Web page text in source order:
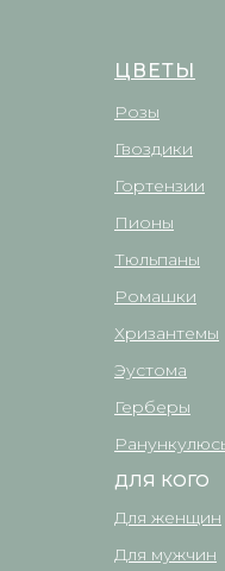
ЦВЕТЫ
Розы
Гвоздики
Гортензии
Пионы
Тюльпаны
Ромашки
Хризантемы
Эустома
Герберы
ДЛЯ КОГО
Для женщин
Для мужчин